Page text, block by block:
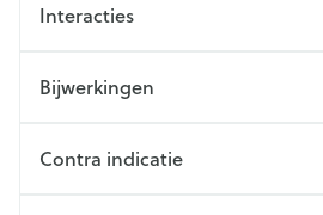
Interacties
Bijwerkingen
Contra indicatie